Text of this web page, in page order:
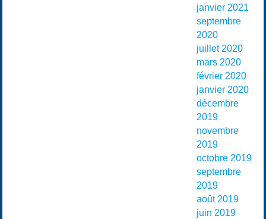
janvier 2021
septembre
2020
juillet 2020
mars 2020
février 2020
janvier 2020
décembre
2019
novembre
2019
octobre 2019
septembre
2019
août 2019
juin 2019